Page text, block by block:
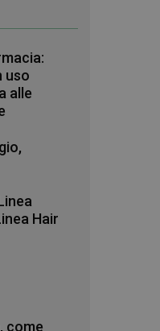
uso
alle
Hair
come